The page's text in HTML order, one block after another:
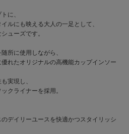
に、
ルにも映える大人の一足として、
ューズです。
所に使用しながら、
れたオリジナルの高機能カップインソー
実現し、
クライナーを採用。
デイリーユースを快適かつスタイリッシ